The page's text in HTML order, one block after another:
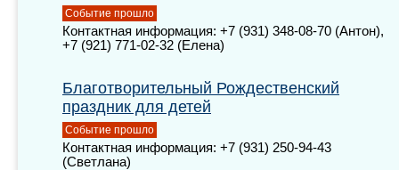
Событие прошло
Контактная информация: +7 (931) 348-08-70 (Антон),
+7 (921) 771-02-32 (Елена)
Благотворительный Рождественский
праздник для детей
Событие прошло
Контактная информация: +7 (931) 250-94-43
(Светлана)